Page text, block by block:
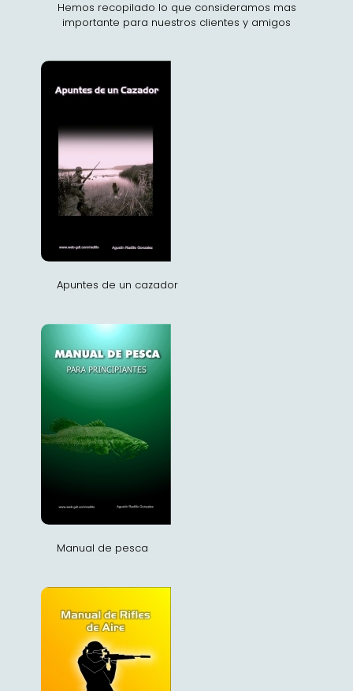
Hemos recopilado lo que consideramos mas
importante para nuestros clientes y amigos
Apuntes de un cazador
Manual de pesca